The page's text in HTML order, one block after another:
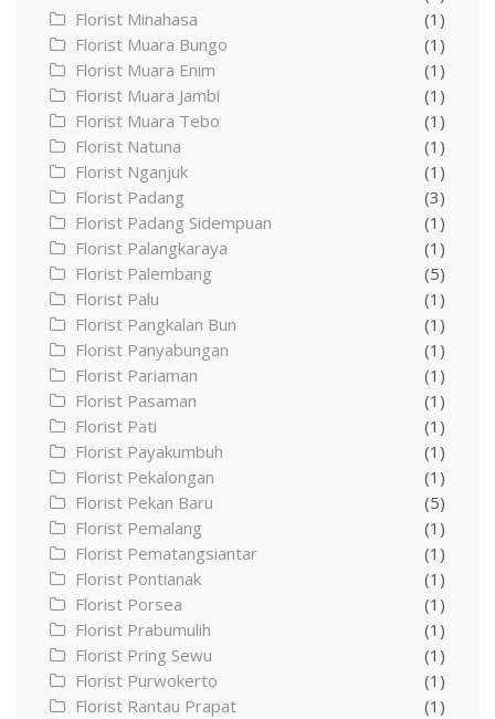
Florist Minahasa
(1)
Florist Muara Bungo
(1)
Florist Muara Enim
(1)
Florist Muara Jambi
(1)
Florist Muara Tebo
(1)
Florist Natuna
(1)
Florist Nganjuk
(1)
Florist Padang
(3)
Florist Padang Sidempuan
(1)
Florist Palangkaraya
(1)
Florist Palembang
(5)
Florist Palu
(1)
Florist Pangkalan Bun
(1)
Florist Panyabungan
(1)
Florist Pariaman
(1)
Florist Pasaman
(1)
Florist Pati
(1)
Florist Payakumbuh
(1)
Florist Pekalongan
(1)
Florist Pekan Baru
(5)
Florist Pemalang
(1)
Florist Pematangsiantar
(1)
Florist Pontianak
(1)
Florist Porsea
(1)
Florist Prabumulih
(1)
Florist Pring Sewu
(1)
Florist Purwokerto
(1)
Florist Rantau Prapat
(1)